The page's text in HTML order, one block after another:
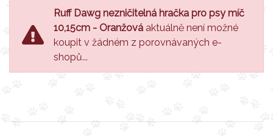
Ruff Dawg nezničitelná hračka pro psy míč
10,15cm - Oranžová aktuálně není možné
koupit v žádném z porovnávaných e-
shopů...